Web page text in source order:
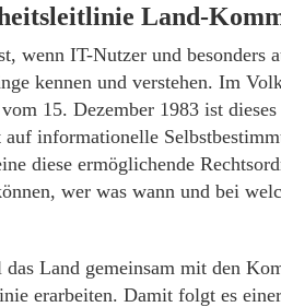
Land-
wenn IT-Nutzer und besonders
kennen und verstehen. Im
15. Dezember 1983 ist
informationelle
diese ermöglichende
wer was wann und bei
Land gemeinsam mit den
erarbeiten. Damit folgt es